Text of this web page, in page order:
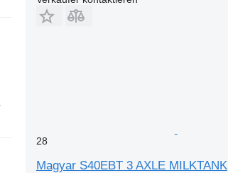
28
Magyar S40EBT 3 AXLE MILKTANK